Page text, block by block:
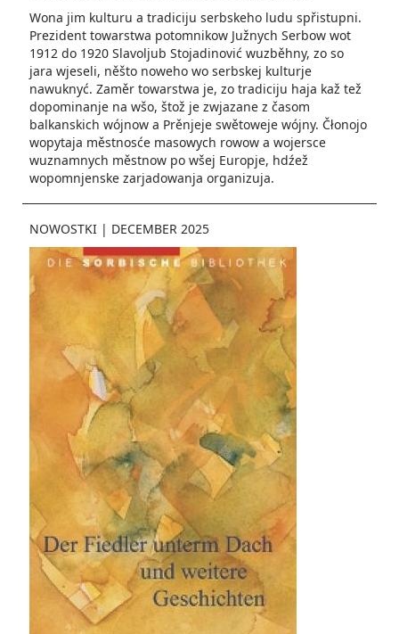
Wona jim kulturu a tradiciju serbskeho ludu spřistupni.
Prezident towarstwa potomnikow Južnych Serbow wot
1912 do 1920 Slavoljub Stojadinović wuzběhny, zo so
jara wjeseli, něšto noweho wo serbskej kulturje
nawuknyć. Zaměr towarstwa je, zo tradiciju haja kaž tež
dopominanje na wšo, štož je zwjazane z časom
balkanskich wójnow a Prěnjeje swětoweje wójny. Čłonojo
wopytaja městnosće masowych rowow a wojersce
wuznamnych městnow po wšej Europje, hdźež
wopomnjenske zarjadowanja organizuja.
NOWOSTKI | DECEMBER 2025